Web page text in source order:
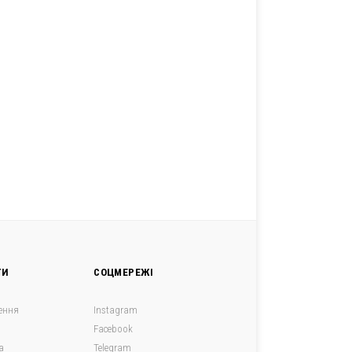
СОЦМЕРЕЖІ
Instagram
Facebook
Telegram